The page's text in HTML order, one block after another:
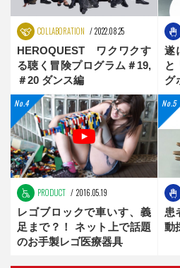
COLLABORATION 2022.08.25
HEROQUEST ワクワクす
る聴く冒険プログラム＃19,
＃20 ダンス編
遂
と
グ
新
PRODUCT 2016.05.19
レゴブロックで車いす、義
足まで？！ ネット上で話題
のお手製レゴ医療器具
患
動